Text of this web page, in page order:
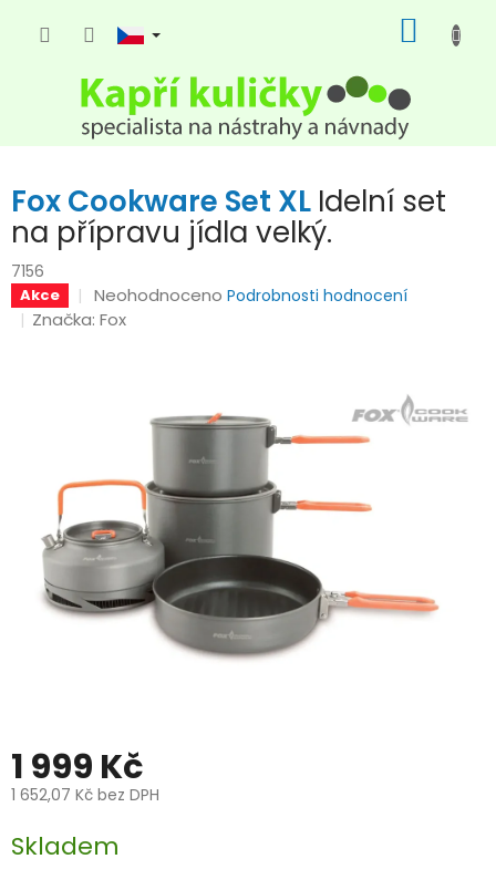
KOŠÍK
Fox Cookware Set XL Idelní set
na přípravu jídla velký.
7156
Akce
Průměrné
hodnocení
Neohodnoceno Podrobnosti hodnocení
Značka:Fox
1 999 Kč
1 652,07 Kč bez DPH
cena:
Skladem